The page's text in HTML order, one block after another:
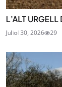
L’ALT
Juliol 30, 2026 29